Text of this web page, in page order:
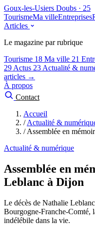
Goux-les-Usiers Doubs · 25
TourismeMa villeEntreprises
Articles
Le magazine par rubrique
Tourisme 18 Ma ville 21
29 Actus 23 Actualité &
articles →
À propos
Contact
Accueil
/ Actualité &
/ Assemblée en
Actualité & numérique
Assemblée en
Leblanc à Dijon
Le décès de Nathalie
Bourgogne-Franche-Comté,
indélébile dans la vie.